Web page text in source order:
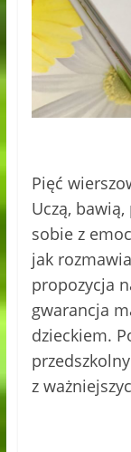
Pięć
Uczą,
sobie z
jak
propozycja
gwarancja
dzieckiem.
z